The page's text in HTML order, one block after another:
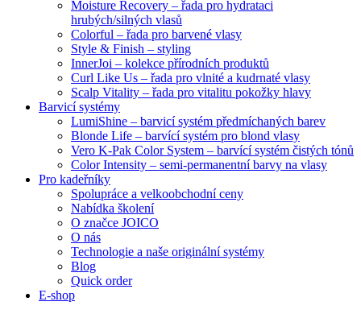
Moisture Recovery – řada pro hydrataci
hrubých/silných vlasů
Colorful – řada pro barvené vlasy
Style & Finish – styling
InnerJoi – kolekce přírodních produktů
Curl Like Us – řada pro vlnité a kudrnaté vlasy
Scalp Vitality – řada pro vitalitu pokožky hlavy
Barvicí systémy
LumiShine – barvicí systém předmíchaných barev
Blonde Life – barvící systém pro blond vlasy
Vero K-Pak Color System – barvící systém čistých tónů
Color Intensity – semi-permanentní barvy na vlasy
Pro kadeřníky
Spolupráce a velkoobchodní ceny
Nabídka školení
O značce JOICO
O nás
Technologie a naše originální systémy
Blog
Quick order
E-shop